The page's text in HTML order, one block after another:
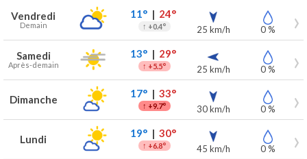
Prévisions météo à Duffel pour les 7 prochains jours
Jour Météo Températures Vent Précipitations
Vendredi
Demain
11°| 24°
↑ +0.4° 25 km/h 0 %
Samedi
Après-demain
13°| 29°
↑ +5.5° 25 km/h 0 %
Dimanche 17°| 33°
↑ +9.7° 30 km/h 0 %
Lundi 19°| 30°
↑ +6.8° 45 km/h 0 %